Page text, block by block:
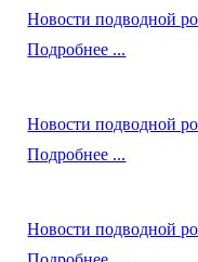
Новости подводной
Подробнее ...
Новости подводной
Подробнее ...
Новости подводной